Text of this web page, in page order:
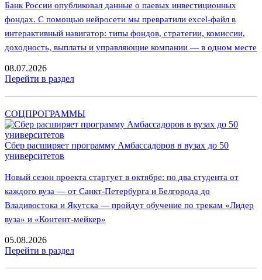
Банк России опубликовал данные о паевых инвестиционных
фондах. С помощью нейросети мы превратили excel-файл в
интерактивный навигатор: типы фондов, стратегии, комиссии,
доходность, выплаты и управляющие компании — в одном месте
08.07.2026
Перейти в раздел
СОЦПРОГРАММЫ
Сбер расширяет программу Амбассадоров в вузах до 50
университетов
Новый сезон проекта стартует в октябре: по два студента от
каждого вуза — от Санкт-Петербурга и Белгорода до
Владивостока и Якутска — пройдут обучение по трекам «Лидер
вуза» и «Контент-мейкер»
05.08.2026
Перейти в раздел